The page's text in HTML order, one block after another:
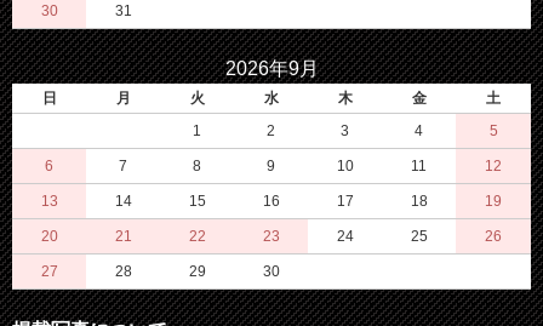
30 31
2026年9月
日 月 火 水 木 金
土
1
2 3 4 5
6 7 8 9 10 11 12
13 14 15 16 17 18 19
20 21 22 23 24 25 26
27 28 29 30